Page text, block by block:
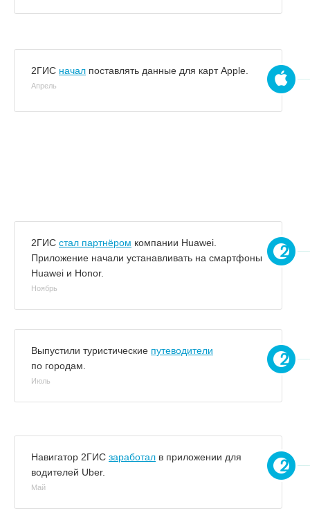
2ГИС начал поставлять данные для карт Apple.
Апрель
2ГИС стал партнёром компании Huawei.
Приложение начали устанавливать на смартфоны
Huawei и Honor.
Ноябрь
Выпустили туристические путеводители
по городам.
Июль
Навигатор 2ГИС заработал в приложении для
водителей Uber.
Май